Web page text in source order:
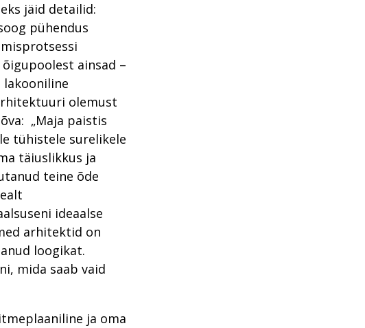
jäid detailid:
pühendus
ainsad –
olemust
„Maja paistis
tühistele surelikele
täiuslikkus ja
teine õde
ideaalse
arhitektid on
loogikat.
mida saab vaid
ja oma